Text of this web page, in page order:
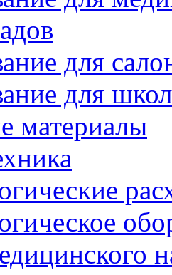
для
для
материалы